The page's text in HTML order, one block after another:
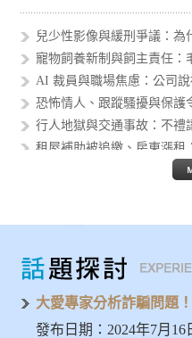
兒少性影像與緩刑爭議：為
寵物飼養新制與飼主責任：
AI 裁員與職場焦慮：公司
恐怖情人、跟蹤騷擾與保護
行人地獄與交通事故：不禮
租屋補助被追繳、房東漲租
個資外洩後的人生風險：身
發揮大愛精神避免被詐騙，
女人容易被金錢詐騙？法律
大愛專家分析詐騙問題
發布日期：2024年7月